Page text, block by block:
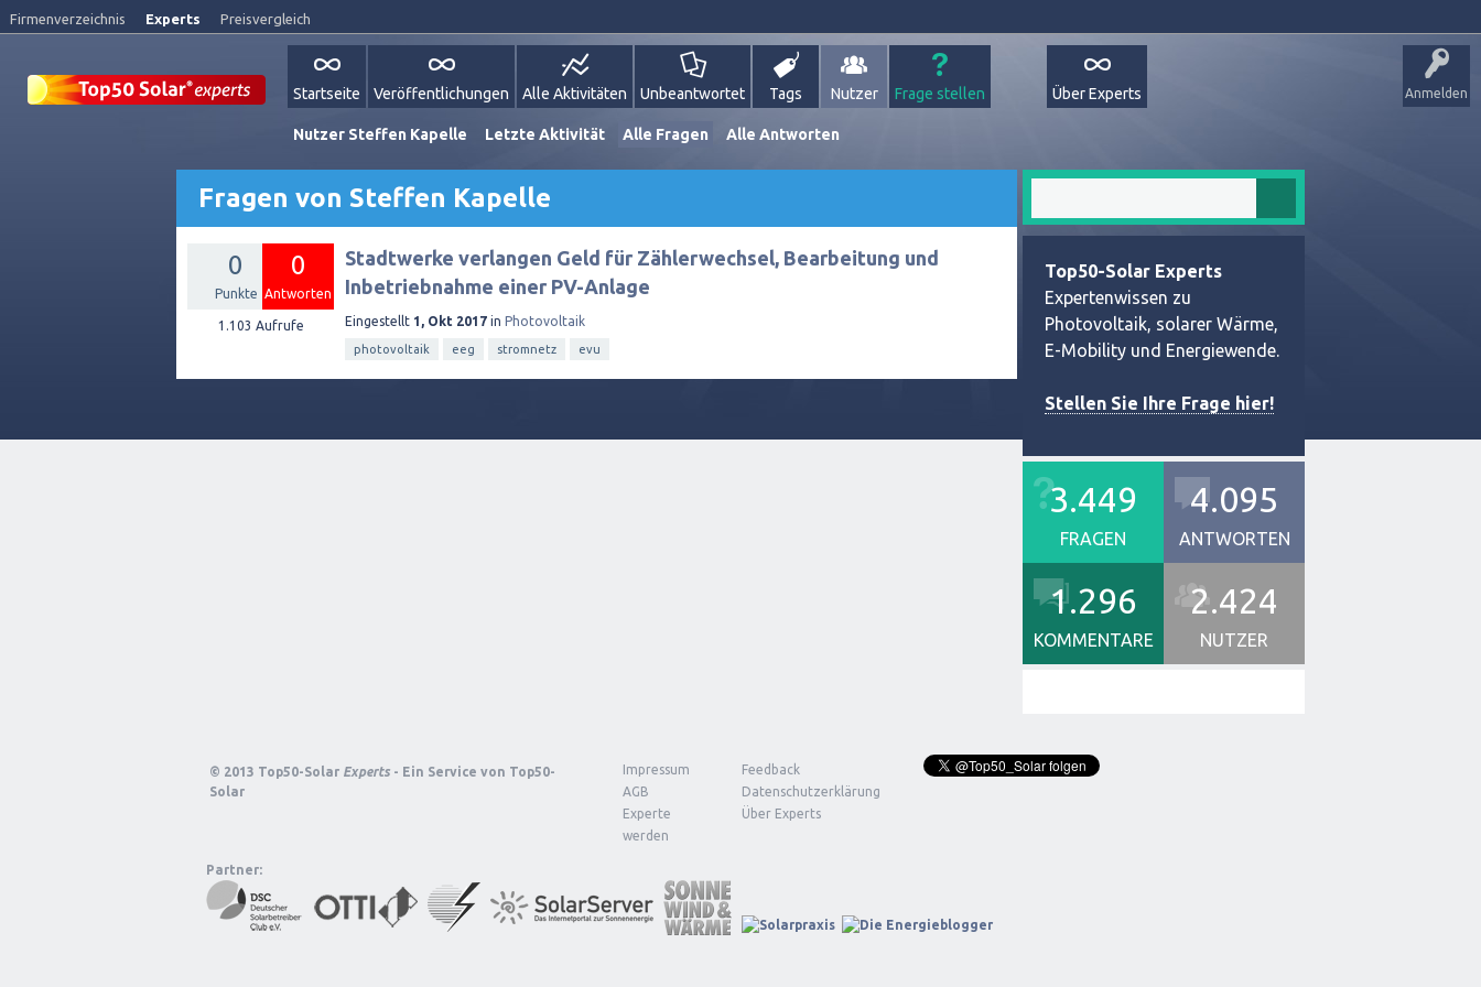
Firmenverzeichnis Experts Preisvergleich
Anmelden
Startseite Veröffentlichungen Alle Aktivitäten Unbeantwortet Tags Nutzer Frage stellen Über Experts
Nutzer Steffen Kapelle Letzte Aktivität Alle Fragen Alle Antworten
Fragen von Steffen Kapelle
0
Punkte
0
Antworten
1.103 Aufrufe
Stadtwerke verlangen Geld für Zählerwechsel, Bearbeitung und
Inbetriebnahme einer PV-Anlage
Eingestellt 1, Okt 2017 in Photovoltaik
photovoltaik eeg stromnetz evu
Top50-Solar Experts
Expertenwissen zu
Photovoltaik, solarer Wärme,
E-Mobility und Energiewende.
Stellen Sie Ihre Frage hier!
3.449
FRAGEN
4.095
ANTWORTEN
1.296
KOMMENTARE
2.424
NUTZER
© 2013 Top50-Solar Experts - Ein Service von Top50-
Solar
Impressum
Feedback
AGB
Datenschutzerklärung
Experte
werden
Über Experts
Partner: